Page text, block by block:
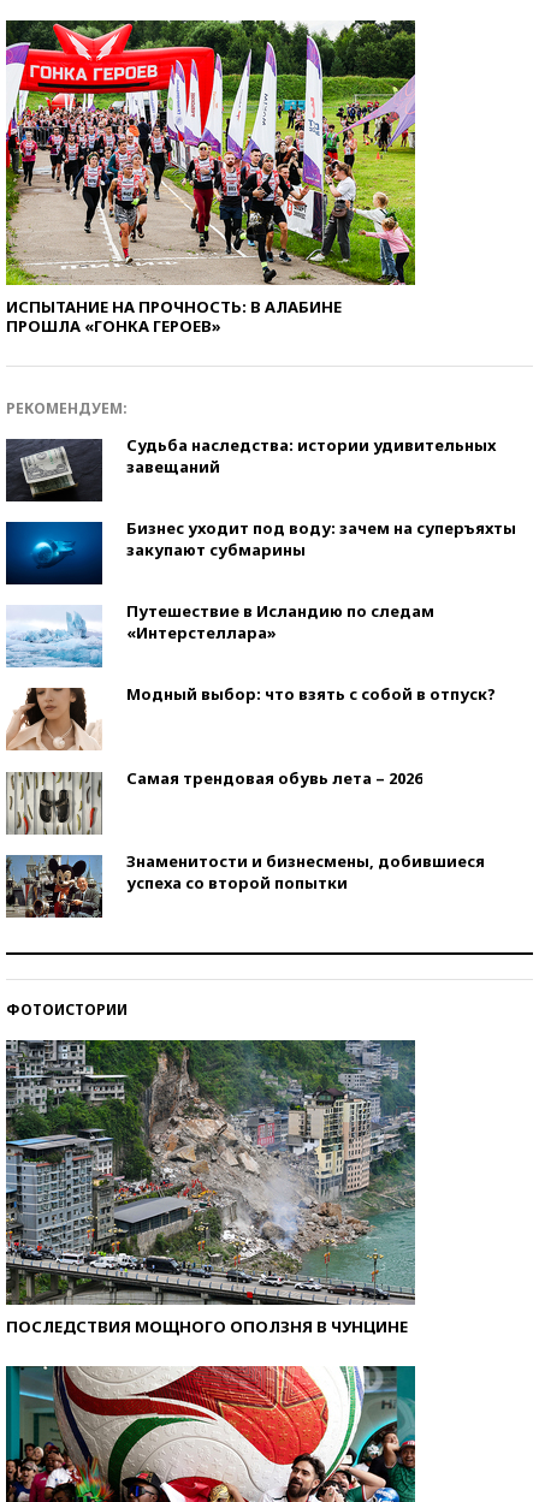
ИСПЫТАНИЕ НА ПРОЧНОСТЬ: В АЛАБИНЕ
ПРОШЛА «ГОНКА ГЕРОЕВ»
РЕКОМЕНДУЕМ:
Судьба наследства: истории удивительных
завещаний
Бизнес уходит под воду: зачем на суперъяхты
закупают субмарины
Путешествие в Исландию по следам
«Интерстеллара»
Модный выбор: что взять с собой в отпуск?
Самая трендовая обувь лета – 2026
Знаменитости и бизнесмены, добившиеся
успеха со второй попытки
ФОТОИСТОРИИ
ПОСЛЕДСТВИЯ МОЩНОГО ОПОЛЗНЯ В ЧУНЦИНЕ